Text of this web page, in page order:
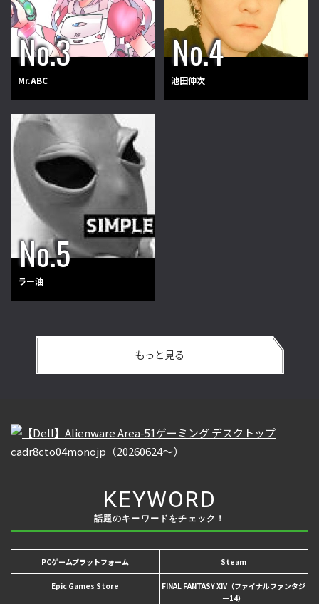
Mr.ABC 池田伸次
ラー油
もっと見る
KEYWORD
話題のキーワードをチェック！
PCゲームプラットフォーム Steam
Epic Games Store
FINAL FANTASY XIV（ファイナルファンタジ
ー14）